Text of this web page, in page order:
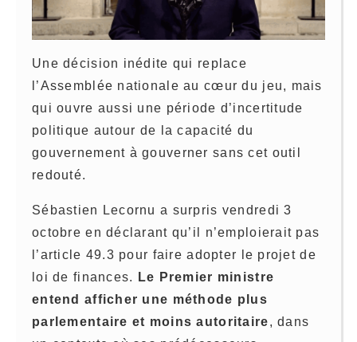
Une décision inédite qui replace
l’Assemblée nationale au cœur du jeu, mais
qui ouvre aussi une période d’incertitude
politique autour de la capacité du
gouvernement à gouverner sans cet outil
redouté.
Sébastien Lecornu a surpris vendredi 3
octobre en déclarant qu’il n’emploierait pas
l’article 49.3 pour faire adopter le projet de
loi de finances.
Le Premier ministre
entend afficher une méthode plus
parlementaire et moins autoritaire, dans